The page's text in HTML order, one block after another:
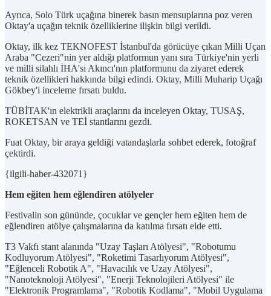
Ayrıca, Solo Türk uçağına binerek basın mensuplarına poz veren
Oktay'a uçağın teknik özelliklerine ilişkin bilgi verildi.
Oktay, ilk kez TEKNOFEST İstanbul'da görücüye çıkan Milli Uçan
Araba "Cezeri"nin yer aldığı platformun yanı sıra Türkiye'nin yerli
ve milli silahlı İHA'sı Akıncı'nın platformunu da ziyaret ederek
teknik özellikleri hakkında bilgi edindi. Oktay, Milli Muharip Uçağı
Gökbey'i inceleme fırsatı buldu.
TÜBİTAK'ın elektrikli araçlarını da inceleyen Oktay, TUSAŞ,
ROKETSAN ve TEİ stantlarını gezdi.
Fuat Oktay, bir araya geldiği vatandaşlarla sohbet ederek, fotoğraf
çektirdi.
{ilgili-haber-432071}
Hem eğiten hem eğlendiren atölyeler
Festivalin son gününde, çocuklar ve gençler hem eğiten hem de
eğlendiren atölye çalışmalarına da katılma fırsatı elde etti.
T3 Vakfı stant alanında "Uzay Taşları Atölyesi", "Robotumu
Kodluyorum Atölyesi", "Roketimi Tasarlıyorum Atölyesi",
"Eğlenceli Robotik A", "Havacılık ve Uzay Atölyesi",
"Nanoteknoloji Atölyesi", "Enerji Teknolojileri Atölyesi" ile
"Elektronik Programlama", "Robotik Kodlama", "Mobil Uygulama